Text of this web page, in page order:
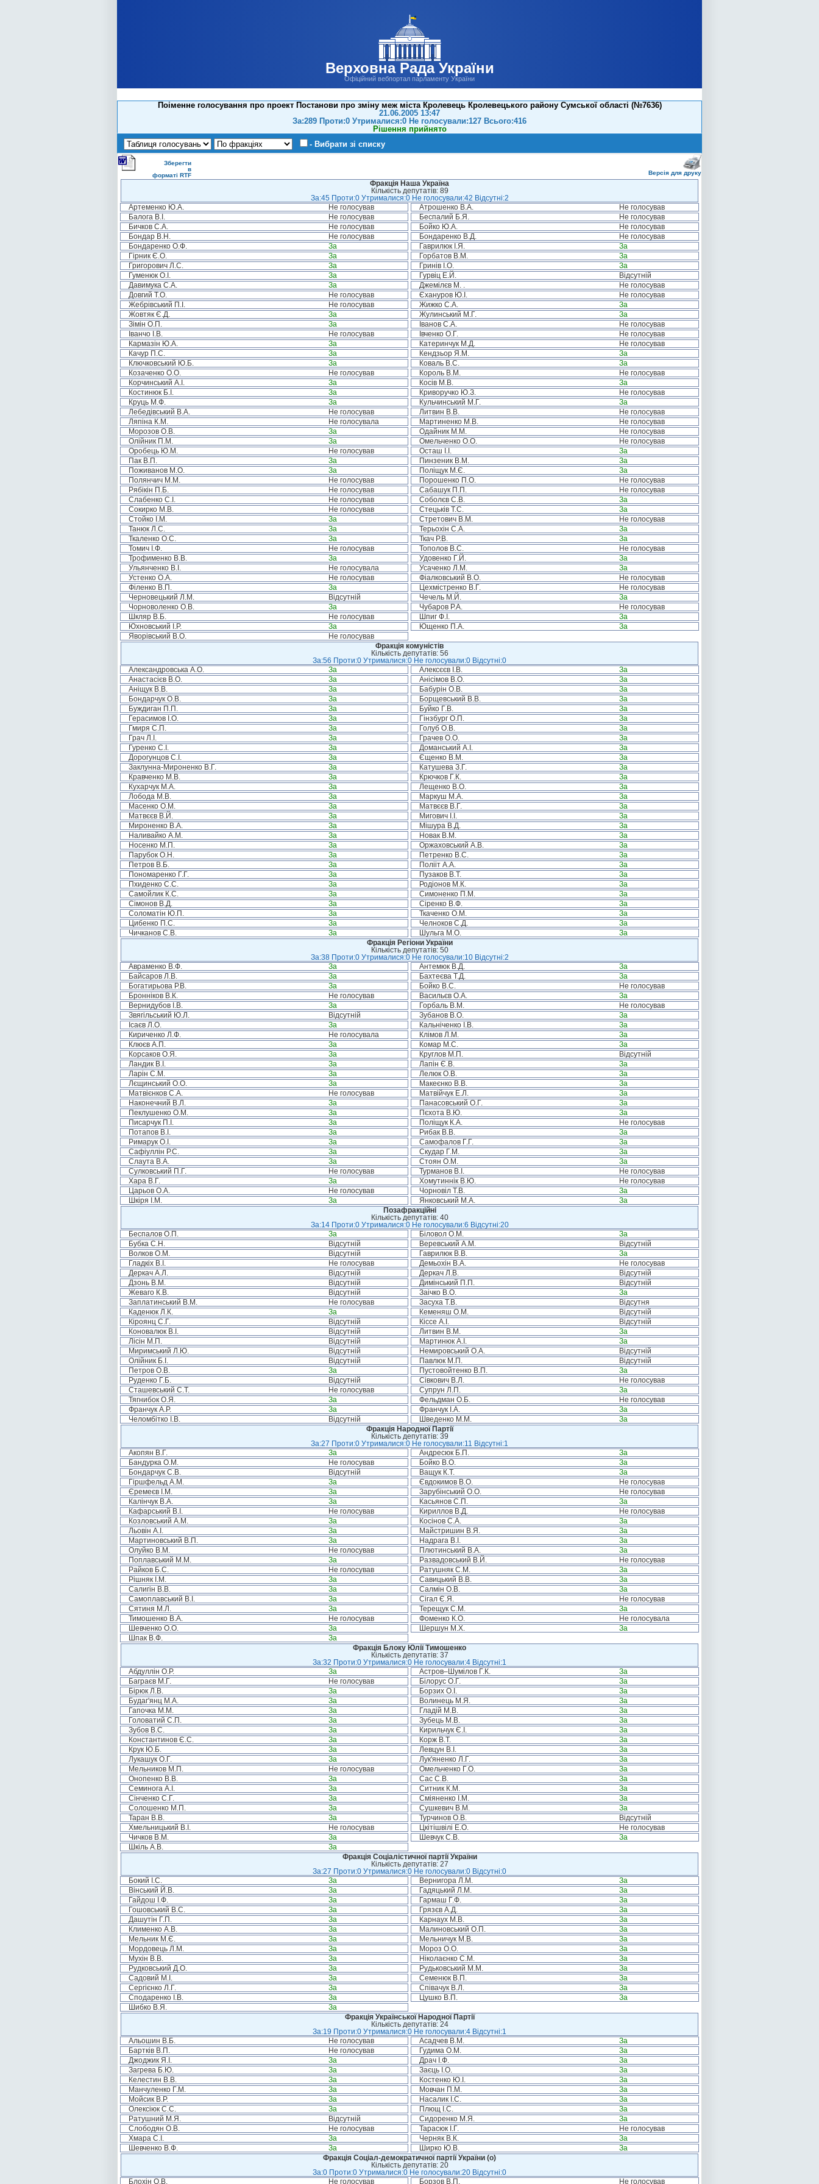
Верховна Рада України
Офіційний вебпортал парламенту України
Поіменне голосування про проект Постанови про зміну меж міста Кролевець Кролевецького району Сумської області (№7636)
21.06.2005 13:47
За:289 Проти:0 Утрималися:0 Не голосували:127 Всього:416
Рішення прийнято
- Вибрати зі списку
Зберегти
в
форматі RTF
Версія для друку
Фракція Наша Україна
Кількість депутатів: 89
За:45 Проти:0 Утрималися:0 Не голосували:42 Відсутні:2
Артеменко Ю.А.
Не голосував Атрошенко В.А.
Не голосував
Балога В.І.
Не голосував Беспалий Б.Я.
Не голосував
Бичков С.А.
Не голосував Бойко Ю.А.
Не голосував
Бондар В.Н.
Не голосував Бондаренко В.Д.
Не голосував
Бондаренко О.Ф.
За Гаврилюк І.Я.
За
Гірник Є.О.
За Горбатов В.М.
За
Григорович Л.С.
За Гринів І.О.
За
Гуменюк О.І.
За Гурвіц Е.Й.
Відсутній
Давимука С.А.
За Джемілєв М. .
Не голосував
Довгий Т.О.
Не голосував Єхануров Ю.І.
Не голосував
Жебрівський П.І.
Не голосував Жижко С.А.
За
Жовтяк Є.Д.
За Жулинський М.Г.
За
Зімін О.П.
За Іванов С.А.
Не голосував
Іванчо І.В.
Не голосував Івченко О.Г.
Не голосував
Кармазін Ю.А.
За Катеринчук М.Д.
Не голосував
Качур П.С.
За Кендзьор Я.М.
За
Ключковський Ю.Б.
За Коваль В.С.
За
Козаченко О.О.
Не голосував Король В.М.
Не голосував
Корчинський А.І.
За Косів М.В.
За
Костинюк Б.І.
За Криворучко Ю.З.
Не голосував
Круць М.Ф.
За Кульчинський М.Г.
За
Лебедівський В.А.
Не голосував Литвин В.В.
Не голосував
Ляпіна К.М.
Не голосувала Мартиненко М.В.
Не голосував
Морозов О.В.
За Одайник М.М.
Не голосував
Олійник П.М.
За Омельченко О.О.
Не голосував
Оробець Ю.М.
Не голосував Осташ І.І.
За
Пак В.П.
За Пинзеник В.М.
За
Поживанов М.О.
За Поліщук М.Є.
За
Полянчич М.М.
Не голосував Порошенко П.О.
Не голосував
Рябікін П.Б.
Не голосував Сабашук П.П.
Не голосував
Слабенко С.І.
Не голосував Соболєв С.В.
За
Сокирко М.В.
Не голосував Стецьків Т.С.
За
Стойко І.М.
За Стретович В.М.
Не голосував
Танюк Л.С.
За Терьохін С.А.
За
Ткаленко О.С.
За Ткач Р.В.
За
Томич І.Ф.
Не голосував Тополов В.С.
Не голосував
Трофименко В.В.
За Удовенко Г.Й.
За
Ульянченко В.І.
Не голосувала Усаченко Л.М.
За
Устенко О.А.
Не голосував Фіалковський В.О.
Не голосував
Філенко В.П.
За Цехмістренко В.Г.
Не голосував
Черновецький Л.М.
Відсутній Чечель М.Й.
За
Чорноволенко О.В.
За Чубаров Р.А.
Не голосував
Шкляр В.Б.
Не голосував Шпиг Ф.І.
За
Юхновський І.Р.
За Ющенко П.А.
За
Яворівський В.О.
Не голосував
Фракція комуністів
Кількість депутатів: 56
За:56 Проти:0 Утрималися:0 Не голосували:0 Відсутні:0
Александровська А.О.
За Алексєєв І.В.
За
Анастасієв В.О.
За Анісімов В.О.
За
Аніщук В.В.
За Бабурін О.В.
За
Бондарчук О.В.
За Борщевський В.В.
За
Буждиган П.П.
За Буйко Г.В.
За
Герасимов І.О.
За Гінзбург О.П.
За
Гмиря С.П.
За Голуб О.В.
За
Грач Л.І.
За Грачев О.О.
За
Гуренко С.І.
За Доманський А.І.
За
Дорогунцов С.І.
За Єщенко В.М.
За
Заклунна-Мироненко В.Г.
За Катушева З.Г.
За
Кравченко М.В.
За Крючков Г.К.
За
Кухарчук М.А.
За Лещенко В.О.
За
Лобода М.В.
За Маркуш М.А.
За
Масенко О.М.
За Матвєєв В.Г.
За
Матвєєв В.Й.
За Мигович І.І.
За
Мироненко В.А.
За Мішура В.Д.
За
Наливайко А.М.
За Новак В.М.
За
Носенко М.П.
За Оржаховський А.В.
За
Парубок О.Н.
За Петренко В.С.
За
Петров В.Б.
За Полііт А.А.
За
Пономаренко Г.Г.
За Пузаков В.Т.
За
Пхиденко С.С.
За Родіонов М.К.
За
Самойлик К.С.
За Симоненко П.М.
За
Сімонов В.Д.
За Сіренко В.Ф.
За
Соломатін Ю.П.
За Ткаченко О.М.
За
Цибенко П.С.
За Челноков С.Д.
За
Чичканов С.В.
За Шульга М.О.
За
Фракція Регіони України
Кількість депутатів: 50
За:38 Проти:0 Утрималися:0 Не голосували:10 Відсутні:2
Авраменко В.Ф.
За Антемюк В.Д.
За
Байсаров Л.В.
За Бахтеєва Т.Д.
За
Богатирьова Р.В.
За Бойко В.С.
Не голосував
Бронніков В.К.
Не голосував Васильєв О.А.
За
Вернидубов І.В.
За Горбаль В.М.
Не голосував
Звягільський Ю.Л.
Відсутній Зубанов В.О.
За
Ісаєв Л.О.
За Кальніченко І.В.
За
Кириченко Л.Ф.
Не голосувала Клімов Л.М.
За
Клюєв А.П.
За Комар М.С.
За
Корсаков О.Я.
За Круглов М.П.
Відсутній
Ландик В.І.
За Лапін Є.В.
За
Ларін С.М.
За Лелюк О.В.
За
Лєщинський О.О.
За Макеєнко В.В.
За
Матвієнков С.А.
Не голосував Матвійчук Е.Л.
За
Наконечний В.Л.
За Панасовський О.Г.
За
Пеклушенко О.М.
За Пєхота В.Ю.
За
Писарчук П.І.
За Поліщук К.А.
Не голосував
Потапов В.І.
За Рибак В.В.
За
Римарук О.І.
За Самофалов Г.Г.
За
Сафіуллін Р.С.
За Скудар Г.М.
За
Слаута В.А.
За Стоян О.М.
За
Сулковський П.Г.
Не голосував Турманов В.І.
Не голосував
Хара В.Г.
За Хомутиннік В.Ю.
Не голосував
Царьов О.А.
Не голосував Чорновіл Т.В.
За
Шкіря І.М.
За Янковський М.А.
За
Позафракційні
Кількість депутатів: 40
За:14 Проти:0 Утрималися:0 Не голосували:6 Відсутні:20
Беспалов О.П.
За Біловол О.М.
За
Бубка С.Н.
Відсутній Веревський А.М.
Відсутній
Волков О.М.
Відсутній Гаврилюк В.В.
За
Гладкіх В.І.
Не голосував Демьохін В.А.
Не голосував
Деркач А.Л.
Відсутній Деркач Л.В.
Відсутній
Дзонь В.М.
Відсутній Димінський П.П.
Відсутній
Жеваго К.В.
Відсутній Заічко В.О.
За
Заплатинський В.М.
Не голосував Засуха Т.В.
Відсутня
Каденюк Л.К.
За Кеменяш О.М.
Відсутній
Кіроянц С.Г.
Відсутній Кіссе А.І.
Відсутній
Коновалюк В.І.
Відсутній Литвин В.М.
За
Лісін М.П.
Відсутній Мартинюк А.І.
За
Миримський Л.Ю.
Відсутній Немировський О.А.
Відсутній
Олійник Б.І.
Відсутній Павлюк М.П.
Відсутній
Петров О.В.
За Пустовойтенко В.П.
За
Руденко Г.Б.
Відсутній Сівкович В.Л.
Не голосував
Сташевський С.Т.
Не голосував Супрун Л.П.
За
Тягнибок О.Я.
За Фельдман О.Б.
Не голосував
Франчук А.Р.
За Франчук І.А.
За
Челомбітко І.В.
Відсутній Шведенко М.М.
За
Фракція Народної Партії
Кількість депутатів: 39
За:27 Проти:0 Утрималися:0 Не голосували:11 Відсутні:1
Акопян В.Г.
За Андресюк Б.П.
За
Бандурка О.М.
Не голосував Бойко В.О.
За
Бондарчук С.В.
Відсутній Ващук К.Т.
За
Гіршфельд А.М.
За Євдокимов В.О.
Не голосував
Єремеєв І.М.
За Зарубінський О.О.
Не голосував
Калінчук В.А.
За Касьянов С.П.
За
Кафарський В.І.
Не голосував Кириллов В.Д.
Не голосував
Козловський А.М.
За Косінов С.А.
За
Льовін А.І.
За Майстришин В.Я.
За
Мартиновський В.П.
За Надрага В.І.
За
Олуйко В.М.
Не голосував Плютинський В.А.
За
Поплавський М.М.
За Развадовський В.Й.
Не голосував
Райков Б.С.
Не голосував Ратушняк С.М.
За
Рішняк І.М.
За Савицький В.В.
За
Салигін В.В.
За Салмін О.В.
За
Самоплавський В.І.
За Сігал Є.Я.
Не голосував
Сятиня М.Л.
За Терещук С.М.
За
Тимошенко В.А.
Не голосував Фоменко К.О.
Не голосувала
Шевченко О.О.
За Шершун М.Х.
За
Шпак В.Ф.
За
Фракція Блоку Юлії Тимошенко
Кількість депутатів: 37
За:32 Проти:0 Утрималися:0 Не голосували:4 Відсутні:1
Абдуллін О.Р.
За Астров–Шумілов Г.К.
За
Баграєв М.Г.
Не голосував Білорус О.Г.
За
Бірюк Л.В.
За Борзих О.І.
За
Будаг'янц М.А.
За Волинець М.Я.
За
Гапочка М.М.
За Гладій М.В.
За
Головатий С.П.
За Зубець М.В.
За
Зубов В.С.
За Кирильчук Є.І.
За
Константинов Є.С.
За Корж В.Т.
За
Крук Ю.Б.
За Левцун В.І.
За
Лукашук О.Г.
За Лук'яненко Л.Г.
За
Мельников М.П.
Не голосував Омельченко Г.О.
За
Онопенко В.В.
За Сас С.В.
За
Семинога А.І.
За Ситник К.М.
За
Сінченко С.Г.
За Сміяненко І.М.
За
Солошенко М.П.
За Сушкевич В.М.
За
Таран В.В.
За Турчинов О.В.
Відсутній
Хмельницький В.І.
Не голосував Цкітішвілі Е.О.
Не голосував
Чичков В.М.
За Шевчук С.В.
За
Шкіль А.В.
За
Фракція Соціалістичної партії України
Кількість депутатів: 27
За:27 Проти:0 Утрималися:0 Не голосували:0 Відсутні:0
Бокий І.С.
За Вернигора Л.М.
За
Вінський Й.В.
За Гадяцький Л.М.
За
Гайдош І.Ф.
За Гармаш Г.Ф.
За
Гошовський В.С.
За Грязєв А.Д.
За
Дашутін Г.П.
За Карнаух М.В.
За
Клименко А.В.
За Малиновський О.П.
За
Мельник М.Є.
За Мельничук М.В.
За
Мордовець Л.М.
За Мороз О.О.
За
Мухін В.В.
За Ніколаєнко С.М.
За
Рудковський Д.О.
За Рудьковський М.М.
За
Садовий М.І.
За Семенюк В.П.
За
Сергієнко Л.Г.
За Співачук В.Л.
За
Сподаренко І.В.
За Цушко В.П.
За
Шибко В.Я.
За
Фракція Української Народної Партії
Кількість депутатів: 24
За:19 Проти:0 Утрималися:0 Не голосували:4 Відсутні:1
Альошин В.Б.
Не голосував Асадчев В.М.
За
Бартків В.П.
Не голосував Гудима О.М.
За
Джоджик Я.І.
За Драч І.Ф.
За
Загрева Б.Ю.
За Заєць І.О.
За
Келестин В.В.
За Костенко Ю.І.
За
Манчуленко Г.М.
За Мовчан П.М.
За
Мойсик В.Р.
За Насалик І.С.
За
Олексіюк С.С.
За Плющ І.С.
За
Ратушний М.Я.
Відсутній Сидоренко М.Я.
За
Слободян О.В.
Не голосував Тарасюк І.Г.
Не голосував
Хмара С.І.
За Черняк В.К.
За
Шевченко В.Ф.
За Ширко Ю.В.
За
Фракція Соціал-демократичної партії України (о)
Кількість депутатів: 20
За:0 Проти:0 Утрималися:0 Не голосували:20 Відсутні:0
Блохін О.В.
Не голосував Борзов В.П. Не голосував